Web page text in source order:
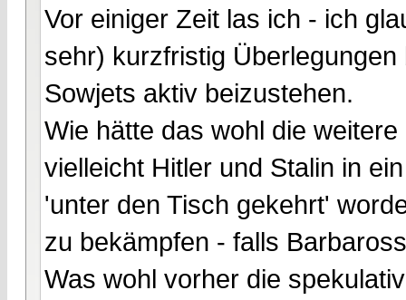
Vor einiger Zeit las ich - ich
sehr) kurzfristig
Sowjets aktiv beizustehen.
Wie hätte das wohl die
vielleicht Hitler und Stalin in
'unter den Tisch gekehrt'
zu bekämpfen - falls
Was wohl vorher die